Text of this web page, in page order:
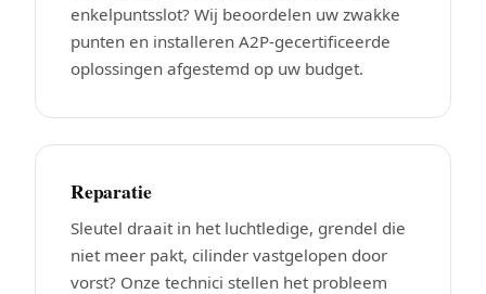
enkelpuntsslot? Wij beoordelen uw zwakke
punten en installeren A2P-gecertificeerde
oplossingen afgestemd op uw budget.
Reparatie
Sleutel draait in het luchtledige, grendel die
niet meer pakt, cilinder vastgelopen door
vorst? Onze technici stellen het probleem